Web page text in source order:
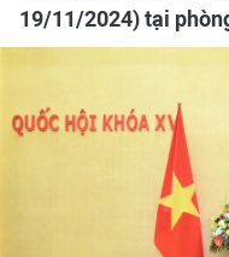
19/11/2024) tại